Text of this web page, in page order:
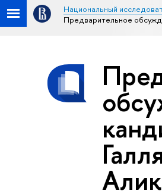
Национальный
Предварительное